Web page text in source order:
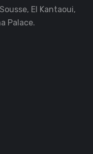
El Kantaoui,
Palace.